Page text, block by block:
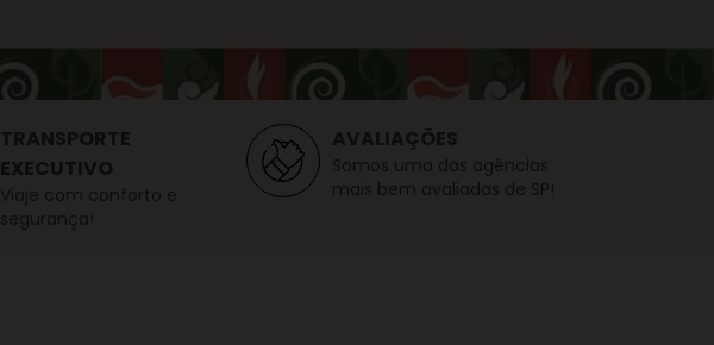
TRANSPORTE
EXECUTIVO
Viaje com conforto e
segurança!
AVALIAÇÕES
Somos uma das agências
mais bem avaliadas de SP!